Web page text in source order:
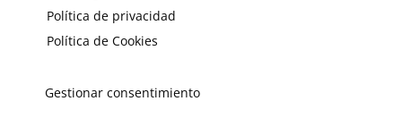
Política de privacidad
Política de Cookies
Gestionar consentimiento